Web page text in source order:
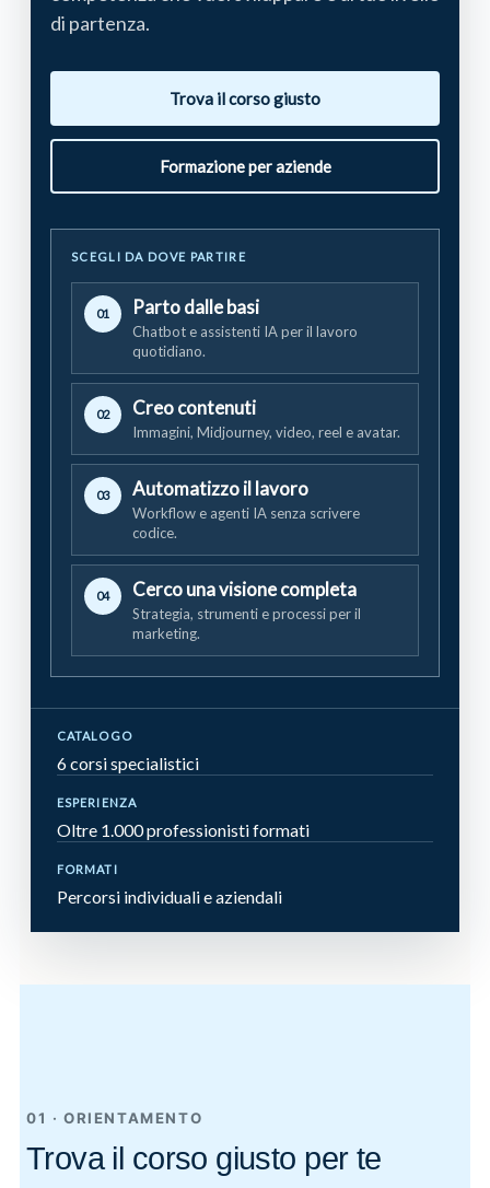
di partenza.
Trova il corso giusto
Formazione per aziende
SCEGLI DA DOVE PARTIRE
Parto dalle basi
Chatbot e assistenti IA per il lavoro
quotidiano.
Creo contenuti
Immagini, Midjourney, video, reel e avatar.
Automatizzo il lavoro
Workflow e agenti IA senza scrivere
codice.
Cerco una visione completa
Strategia, strumenti e processi per il
marketing.
CATALOGO
6 corsi specialistici
ESPERIENZA
Oltre 1.000 professionisti formati
FORMATI
Percorsi individuali e aziendali
01 · ORIENTAMENTO
Trova il corso giusto per te